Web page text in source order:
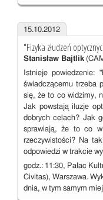
15.10.2012
"Fizyka złudzeń
Stanisław Bajtlik
Istnieje powiedzenie:
świadczącemu trzeba
się, że to co widzimy,
Jak powstają iluzje
dobrych celach? Jak
sprawiają, że to co
rzeczywistości? Na
odpowiedzi w trakcie
godz.: 11:30, Pałac
Civitas), Warszawa.
dnia, w tym samym